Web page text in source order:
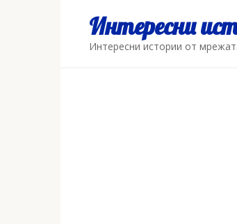
Интересни
Интересни истории от